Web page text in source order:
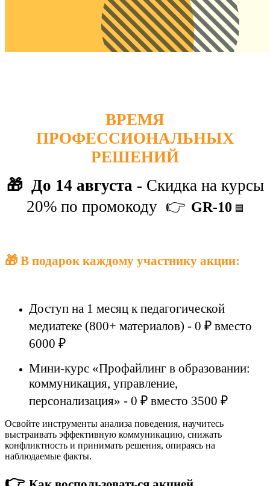
ВРЕМЯ
ПРОФЕССИОНАЛЬНЫХ
РЕШЕНИЙ
🎁 До 14 августа - Скидка на курсы
20% по промокоду 👉 GR-10 🟦
🎁 В подарок каждому участнику акции:
Доступ на 1 месяц к педагогической
медиатеке (800+ материалов) - 0 ₽ вместо
6000 ₽
Мини-курс «Профайлинг в образовании:
коммуникация, управление,
персонализация» - 0 ₽ вместо 3500 ₽
Освойте инструменты анализа поведения, научитесь
выстраивать эффективную коммуникацию, снижать
конфликтность и принимать решения, опираясь на
наблюдаемые факты.